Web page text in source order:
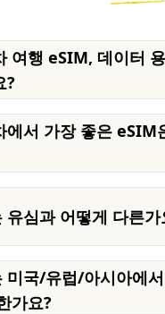
여행 eSIM, 데이터
?
에서 가장 좋은 eSIM
심과 어떻게 다른가
국/유럽/아시아에
가요?